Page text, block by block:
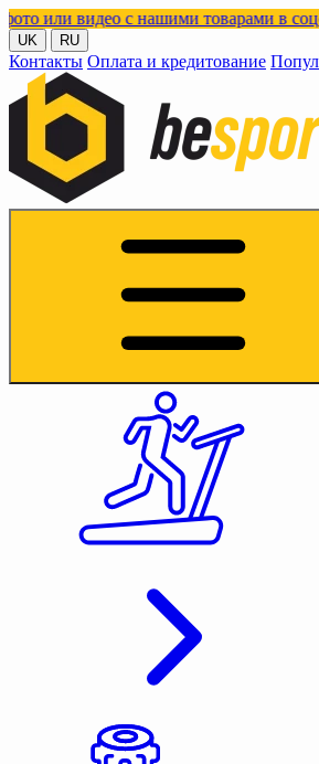
с нашими товарами в соцсетях и
UK RU
Контакты Оплата и кредитование